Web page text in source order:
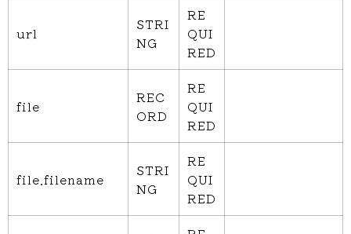
url
STRI
NG
RE
QUI
RED
file
REC
ORD
RE
QUI
RED
file.filename
STRI
NG
RE
QUI
RED